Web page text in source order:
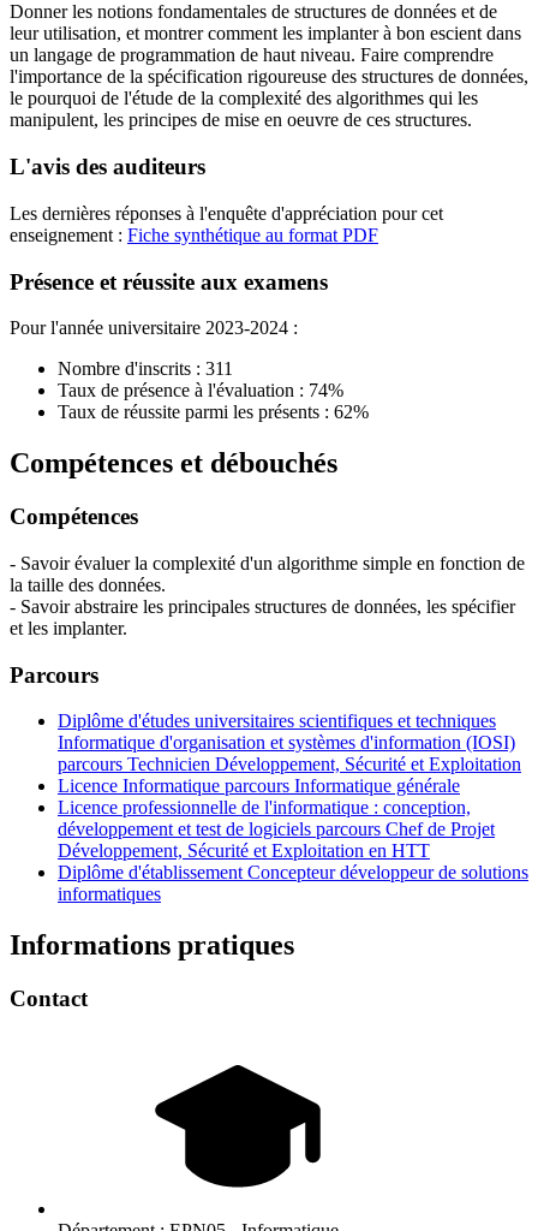
Donner les notions fondamentales de structures de données et de
leur utilisation, et montrer comment les implanter à bon escient dans
un langage de programmation de haut niveau. Faire comprendre
l'importance de la spécification rigoureuse des structures de données,
le pourquoi de l'étude de la complexité des algorithmes qui les
manipulent, les principes de mise en oeuvre de ces structures.
L'avis des auditeurs
Les dernières réponses à l'enquête d'appréciation pour cet
enseignement : Fiche synthétique au format PDF
Présence et réussite aux examens
Pour l'année universitaire 2023-2024 :
Nombre d'inscrits : 311
Taux de présence à l'évaluation : 74%
Taux de réussite parmi les présents : 62%
Compétences et débouchés
Compétences
- Savoir évaluer la complexité d'un algorithme simple en fonction de
la taille des données.
- Savoir abstraire les principales structures de données, les spécifier
et les implanter.
Parcours
Diplôme d'études universitaires scientifiques et techniques
Informatique d'organisation et systèmes d'information (IOSI)
parcours Technicien Développement, Sécurité et Exploitation
Licence Informatique parcours Informatique générale
Licence professionnelle de l'informatique : conception,
développement et test de logiciels parcours Chef de Projet
Développement, Sécurité et Exploitation en HTT
Diplôme d'établissement Concepteur développeur de solutions
informatiques
Informations pratiques
Contact